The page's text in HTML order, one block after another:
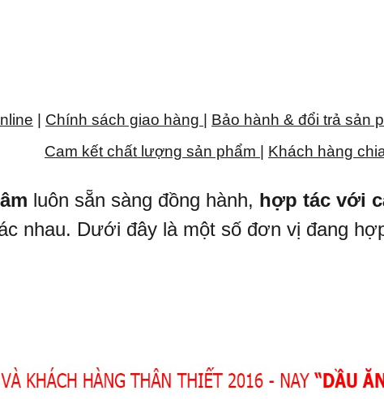
Chính sách giao hàng Bảo hành & đổi trả sản
Cam kết chất lượng sản phẩm | Khách hàng
luôn sẵn sàng đồng hành, hợp tác với
nhau. Dưới đây là một số đơn vị đang